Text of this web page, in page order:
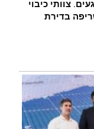
צוותי כיבוי
בדירת